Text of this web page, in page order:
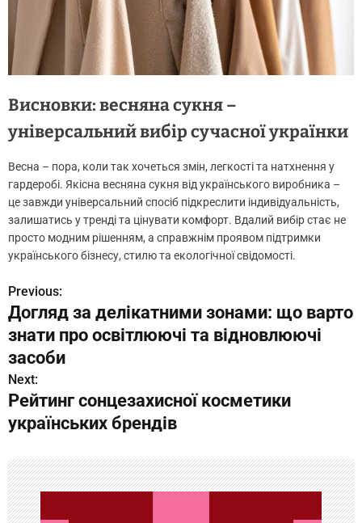
Висновки: весняна сукня –
універсальний вибір сучасної українки
Весна – пора, коли так хочеться змін, легкості та натхнення у
гардеробі. Якісна весняна сукня від українського виробника –
це завжди універсальний спосіб підкреслити індивідуальність,
залишатись у тренді та цінувати комфорт. Вдалий вибір стає не
просто модним рішенням, а справжнім проявом підтримки
українського бізнесу, стилю та екологічної свідомості.
Н
а
в
и
г
ц
и
Previous:
Догляд за делікатними зонами: що варто
знати про освітлюючі та відновлюючі
засоби
Next:
Рейтинг сонцезахисної косметики
українських брендів